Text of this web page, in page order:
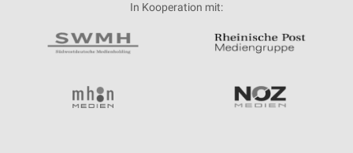
In Kooperation mit: